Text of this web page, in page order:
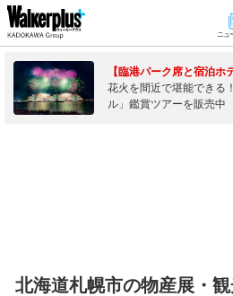
ニュ
【臨港パーク席と宿泊ホ
花火を間近で堪能できる
ル」鑑賞ツアーを販売中
北海道札幌市の物産展・